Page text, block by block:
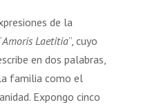
de la
Amoris Laetitia”, cuyo
en dos palabras,
familia como el
Expongo cinco